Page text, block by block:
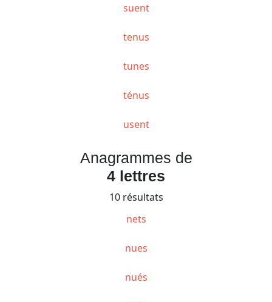
suent
tenus
tunes
ténus
usent
Anagrammes de
4 lettres
10 résultats
nets
nues
nués